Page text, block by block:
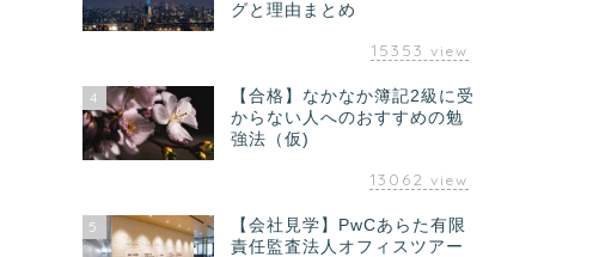
グと理由まとめ
15353 view
4
【合格】なかなか簿記2級に受
からない人へのおすすめの勉
強法（仮)
13062 view
5
【会社見学】PwCあらた有限
責任監査法人オフィスツアー